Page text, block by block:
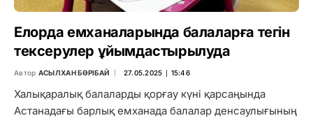
Елорда емханаларында балаларға тегін
тексерулер ұйымдастырылуда
Автор АСЫЛХАН БӨРІБАЙ 27.05.2025 ∣ 15:46
Халықаралық балаларды қорғау күні қарсаңында
Астанадағы барлық емханада балалар денсаулығының